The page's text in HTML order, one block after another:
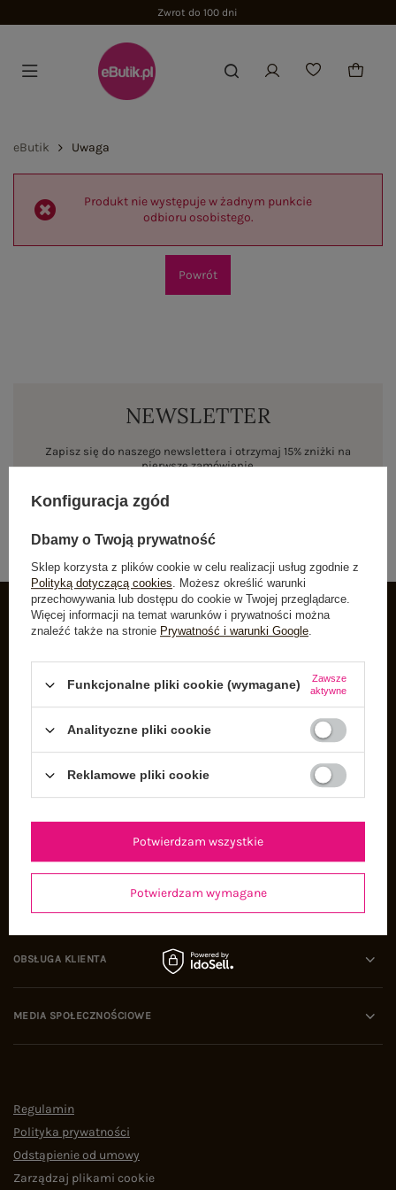
Zwrot do 100 dni
eButik Uwaga
Produkt nie występuje w żadnym punkcie
odbioru osobistego.
Powrót
NEWSLETTER
Zapisz się do naszego newslettera i otrzymaj 15% zniżki na
pierwsze zamówienie
INFORMACJE O BUTIK
Listy zakupowe
Lista zakupionych produktów
Historia transakcji
OBSŁUGA KLIENTA
MEDIA SPOŁECZNOŚCIOWE
Regulamin
Polityka prywatności
Odstąpienie od umowy
Zarządzaj plikami cookie
Konfiguracja zgód
Dbamy o Twoją prywatność
Sklep korzysta z plików cookie w celu realizacji usług zgodnie z
Polityką dotyczącą cookies. Możesz określić warunki
przechowywania lub dostępu do cookie w Twojej przeglądarce.
Więcej informacji na temat warunków i prywatności można
znaleźć także na stronie Prywatność i warunki Google.
Funkcjonalne pliki cookie (wymagane)
Zawsze
aktywne
Analityczne pliki cookie
Reklamowe pliki cookie
Potwierdzam wymagane
Potwierdzam wszystkie